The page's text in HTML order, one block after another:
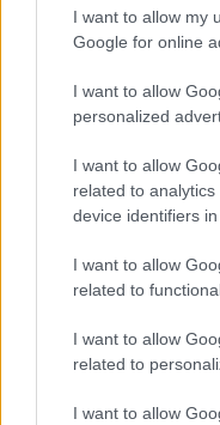
I want to allow my
Google for online
I want to allow
personalized
I want to allow
related to
device identifiers in
I want to allow
related to
I want to allow
related to
I want to allow
és az angolt, néha
kétségbeestem, de
egy keretet, azon belül
ötödik évem vele.
Amikor először
De nem ez lepett
természetességgel
hogy beállíthassák a
a szituációt. Nem